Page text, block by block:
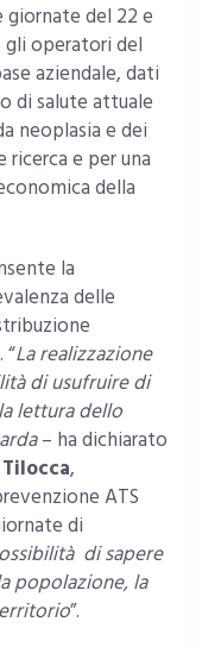
giornate del 22 e
gli operatori del
aziendale, dati
di salute attuale
neoplasia e dei
e per una
della
la
delle
La realizzazione
di usufruire di
lettura dello
– ha dichiarato
,
ATS
di
di sapere
popolazione, la
”.